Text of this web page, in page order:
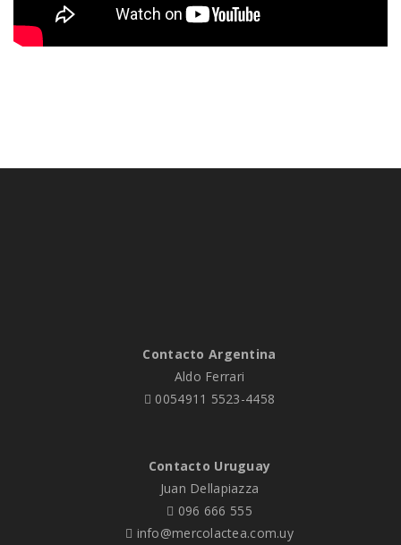
Contacto Argentina
Aldo Ferrari
0054911 5523-4458
Contacto Uruguay
Juan Dellapiazza
096 666 555
info@mercolactea.com.uy